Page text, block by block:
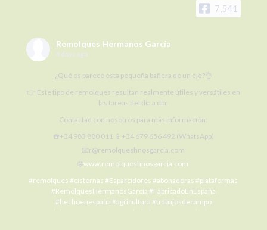
7,541
Remolques Hermanos García
4 days ago
¿Qué os parece esta pequeña bañera de un eje?👌
👉 Este tipo de remolques resultan realmente útiles y versátiles en
las tareas del día a día.
Contactad con nosotros para más información:
☎️+34 983 880 011 📱+34 679 656 492 (WhatsApp)
📧r@remolqueshnosgarcia.com
🌐www.remolqueshnosgarcia.com
#remolques #cisternas #Esparcidores #abonadoras #plataformas
#RemolquesHermanosGarcía #FabricadoEnEspaña
#hechoenespaña #agricultura #trabajosdecampo
#SiElCampoNoProduceLaCiudadNoCome
#agriculture